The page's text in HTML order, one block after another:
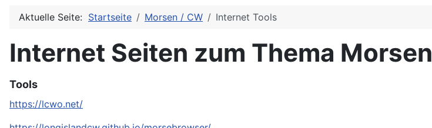
Aktuelle Seite: Startseite Morsen / CW Internet Tools
Internet Seiten zum Thema Morsen
Tools
https://lcwo.net/